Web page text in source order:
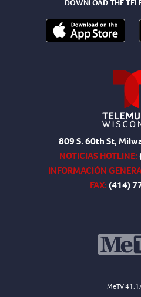
DOWNLOAD THE
809 S. 60th St,
NOTICIAS HOTLINE:
INFORMACIÓN
FAX:(414)
MeTV